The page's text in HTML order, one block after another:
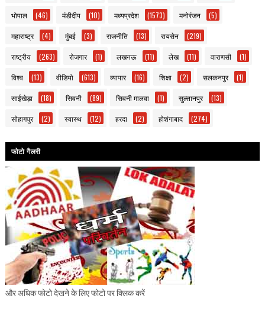
भोपाल (46) मंडीदीप (10) मध्यप्रदेश (1573) मनोरंजन (5)
महाराष्ट्र (4) मुंबई (3) राजनीति (13) रायसेन (219)
राष्ट्रीय (263) रोजगार (1) लखनऊ (11) लेख (11) वाराणसी (1)
विश्व (13) वीडियो (613) व्यापार (16) शिक्षा (2) सलकनपुर (1)
साईंखेड़ा (18) सिवनी (89) सिवनी मालवा (1) सुल्तानपुर (13)
सोहागपुर (2) स्वास्थ (12) हरदा (2) होशंगाबाद (274)
फोटो गैलरी
और अधिक फोटो देखने के लिए फोटो पर क्लिक करें